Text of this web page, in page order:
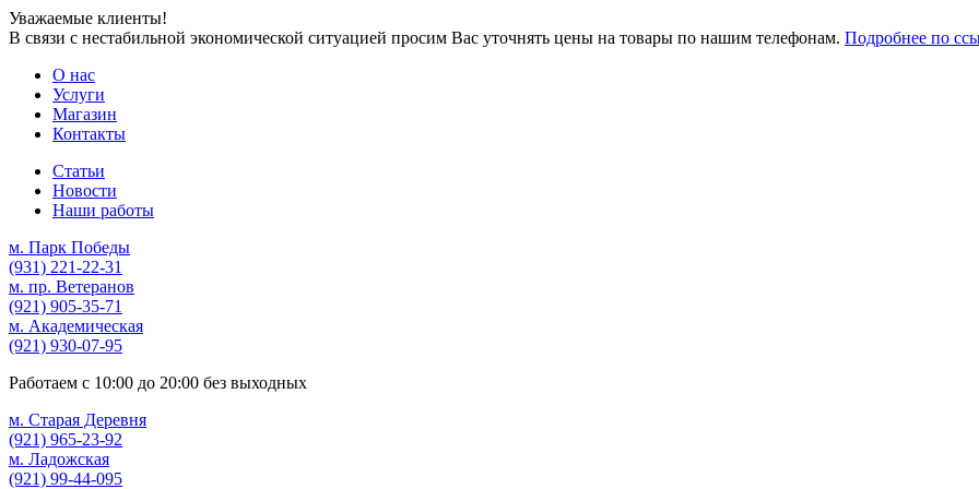
Уважаемые клиенты!
В связи с нестабильной экономической ситуацией просим Вас уточнять цены на товары по нашим телефонам. Подробнее по
О нас
Услуги
Магазин
Контакты
Статьи
Новости
Наши работы
м. Парк Победы
(931) 221-22-31
м. пр. Ветеранов
(921) 905-35-71
м. Академическая
(921) 930-07-95
Работаем с 10:00 до 20:00 без выходных
м. Старая Деревня
(921) 965-23-92
м. Ладожская
(921) 99-44-095